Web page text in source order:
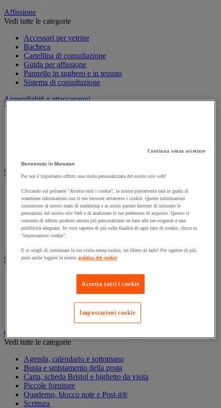
Affissione
Vedi tutte le categorie
Accessori per vetrine
Bacheca
Cartellina di consultazione
Guida per affissione
Pannello in sughero e in tessuto
Sistema di consultazione
Appendiabiti e attaccapanni
Vedi tutte le categorie
Armadio e archiviazione
Vedi tutte le categorie
Archiviazione orizzontale
Archiviazione per cartelle sospese
Armadio
Armadio per ufficio
Carrello da ufficio
Libreria
Audiovisivi
Vedi tutte le categorie
Attrezzature audio e Hi-Fi
Strumenti per proiezione e videoproiezione
Cancelleria e forniture per ufficio
Vedi tutte le categorie
Agenda, calendario e sottomano
Busta e smistamento della posta
Carta, scheda Bristol e biglietto da visita
Piccole forniture
Quaderno, blocco note e Post-it®
Scrittura
Continua senza accettare
Benvenuto in Manutan
Per noi è importante offrirti una visita personalizzata del nostro sito web!
Cliccando sul pulsante "Accetta tutti i cookie", la nostra piattaforma sarà in grado di
scambiare informazioni con il tuo browser attraverso i cookie. Queste informazioni
consentono al nostro team di marketing e ai nostri partner Internet di misurare le
prestazioni del nostro sito Web e di analizzare le tue preferenze di acquisto. Questo ci
consente di offrirti prodotti ancora più personalizzati in base alle tue esigenze e una
pubblicità adeguata. Se vuoi saperne di più sulle finalità di ogni tipo di cookie, clicca su
"impostazioni cookie".
E se scegli di continuare la tua visita senza cookie, sei libero di farlo! Per saperne di più,
puoi anche leggere la nostra politica dei cookie
Accetta tutti i cookie
Impostazioni cookie